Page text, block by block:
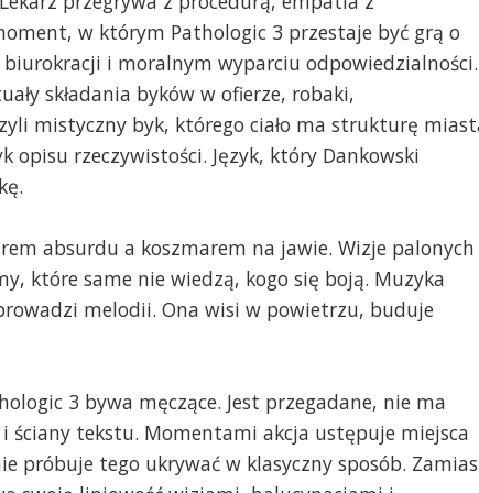
w którym Pathologic 3 przestaje być grą o
i moralnym wyparciu odpowiedzialności.
składania byków w ofierze, robaki,
mistyczny byk, którego ciało ma strukturę
rzeczywistości. Język, który Dankowski
absurdu a koszmarem na jawie. Wizje palonych
które same nie wiedzą, kogo się boją. Muzyka
melodii. Ona wisi w powietrzu, buduje
3 bywa męczące. Jest przegadane, nie ma
ściany tekstu. Momentami akcja ustępuje miejsca
próbuje tego ukrywać w klasyczny sposób.